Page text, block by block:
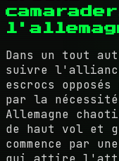
Dans un tout
suivre
escrocs
par la
Allemagne
de haut vol et
commence par